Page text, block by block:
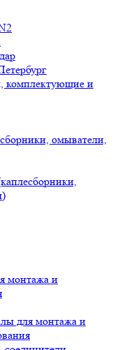
комплектующие и
омыватели,
монтажа и
для монтажа и